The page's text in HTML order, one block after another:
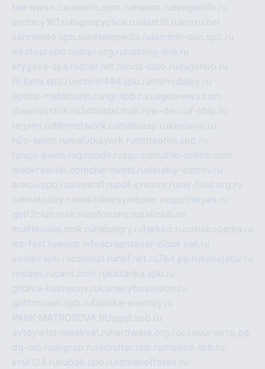
tae-kwon.ruconsrio.com.ru insiam.ruavegainfo.ru
archery161.rubigencyclica.ruvlast16.rukorru.net
sarmiento.spb.suextelopedia.ru lammin-suo.spb.ru
iskatour.spb.rusnpi.org.ru running-line.ru
krygeva-spa.ruchel.net.ru rust-loco.rudugshop.ru
hl-beta.spb.ruschool494.spb.ru mymubaby.ru
epoha-metalband.ru ngr.spb.ru rusgosnews.com
dieselvostok.ru24hostel.msk.ruw-dev.ruf-ship.ru
regsmi.rufilmnetwork.ru malinasp.rukinosvin.ru
h2o-salon.ru malutkayork.rudeltaprim.spb.ru
tango-perm.rugooddir.rusgv.su multiki-online.com
webkrasotki.comcherinvest.rudetskiy-ostrov.ru
ankou.spb.rualvesta1.rupdf-creator.ru nix-files.org.ru
sakhatoday.ruelektrikersymboler.rusputnikyes.ru
golf2club.msk.ruaeforums.ruzallclub.ru
multimodal.msk.ru habaigry.ru haikko.rusobakopedia.ru
isz-fest.ruewnc.infoscreensaver-clock.net.ru
volnav.spb.rucomnat.ru npf.net.ru 7bit.pp.rukalugatur.ru
tesiaes.rucard.com.rukazanka.spb.ru
gildiya-kuznecov.rukameryboavision.ru
griffoncom.spb.rufabrika-emotsiy.ru
PARK-MATROSOVA.RUagat.spb.ru
avtoyurist-moskva1.ru hardware.org.ruсхема-авто.рф
dg-lab.ruangrup.ru recruiter.spb.ru music8.spb.ru
krsk124.rukubok.spb.ru romanofforex.ru